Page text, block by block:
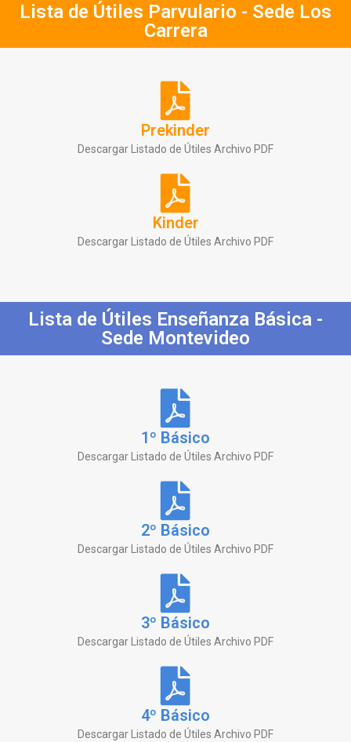
Lista de Útiles Parvulario - Sede Los
Carrera
Prekinder
Descargar Listado de Útiles Archivo PDF
Kinder
Descargar Listado de Útiles Archivo PDF
Lista de Útiles Enseñanza Básica -
Sede Montevideo
1º Básico
Descargar Listado de Útiles Archivo PDF
2º Básico
Descargar Listado de Útiles Archivo PDF
3º Básico
Descargar Listado de Útiles Archivo PDF
4º Básico
Descargar Listado de Útiles Archivo PDF